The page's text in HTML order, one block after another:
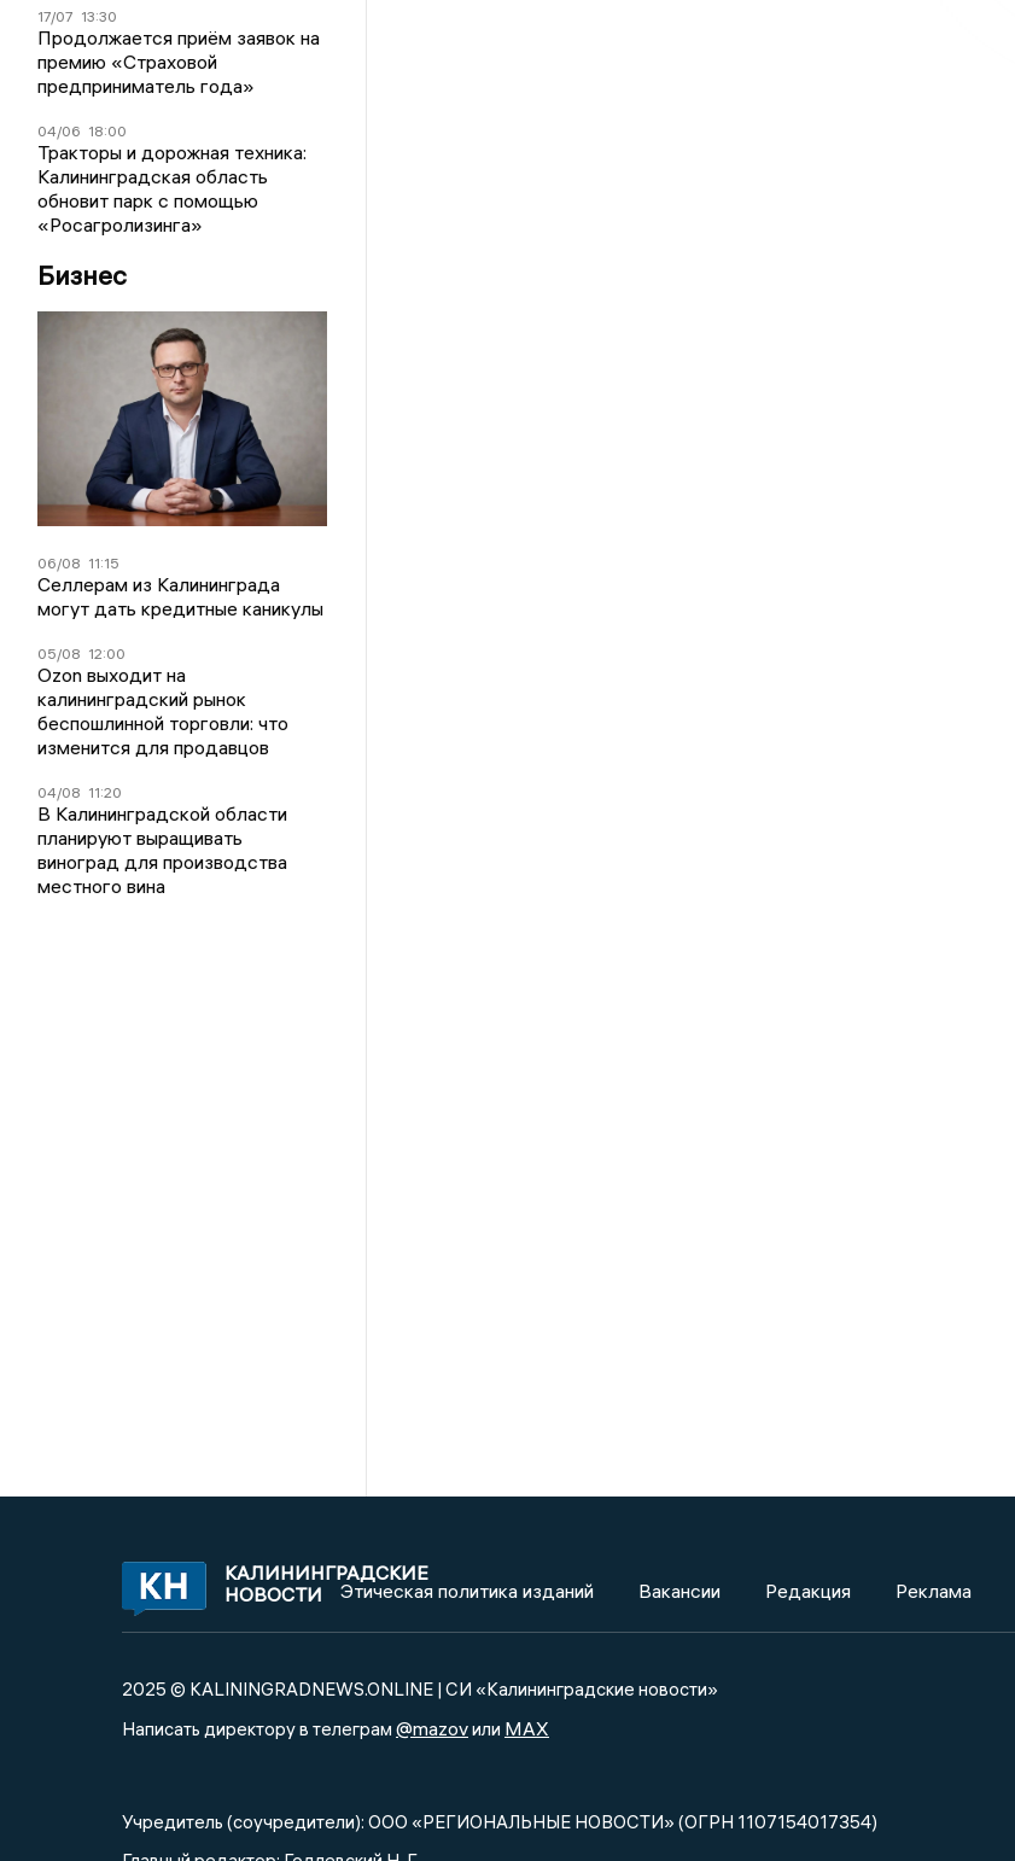
17/07 13:30
Продолжается приём заявок на
премию «Страховой
предприниматель года»
04/06 18:00
Тракторы и дорожная техника:
Калининградская область
обновит парк с помощью
«Росагролизинга»
Бизнес
06/08 11:15
Селлерам из Калининграда
могут дать кредитные каникулы
05/08 12:00
Ozon выходит на
калининградский рынок
беспошлинной торговли: что
изменится для продавцов
04/08 11:20
В Калининградской области
планируют выращивать
виноград для производства
местного вина
КАЛИНИНГРАДСКИЕ
НОВОСТИ
Этическая политика изданий Вакансии Редакция Реклама
2025 © KALININGRADNEWS.ONLINE | СИ «Калининградские новости»
Написать директору в телеграм @mazovили MAX
Учредитель (соучредители): ООО «РЕГИОНАЛЬНЫЕ НОВОСТИ» (ОГРН 1107154017354)